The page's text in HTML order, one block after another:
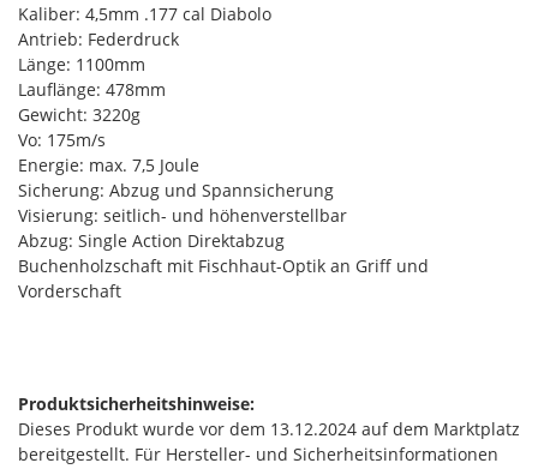
Kaliber: 4,5mm .177 cal Diabolo
Antrieb: Federdruck
Länge: 1100mm
Lauflänge: 478mm
Gewicht: 3220g
Vo: 175m/s
Energie: max. 7,5 Joule
Sicherung: Abzug und Spannsicherung
Visierung: seitlich- und höhenverstellbar
Abzug: Single Action Direktabzug
Buchenholzschaft mit Fischhaut-Optik an Griff und
Vorderschaft
Produktsicherheitshinweise:
Dieses Produkt wurde vor dem 13.12.2024 auf dem Marktplatz
bereitgestellt. Für Hersteller- und Sicherheitsinformationen